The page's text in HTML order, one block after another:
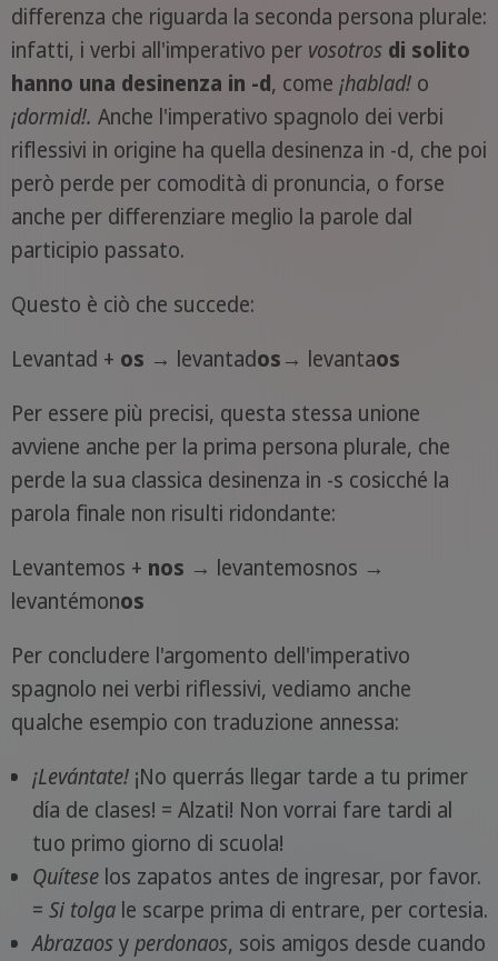
differenza che riguarda la seconda persona plurale:
infatti, i verbi all'imperativo per vosotrosdi solito
hanno una desinenza in -d, come ¡hablad!o
¡dormid!. Anche l'imperativo spagnolo dei verbi
riflessivi in origine ha quella desinenza in -d, che poi
però perde per comodità di pronuncia, o forse
anche per differenziare meglio la parole dal
participio passato.
Questo è ciò che succede:
Levantad + os → levantados→ levantaos
Per essere più precisi, questa stessa unione
avviene anche per la prima persona plurale, che
perde la sua classica desinenza in -s cosicché la
parola finale non risulti ridondante:
Levantemos + nos → levantemosnos →
levantémonos
Per concludere l'argomento dell'imperativo
spagnolo nei verbi riflessivi, vediamo anche
qualche esempio con traduzione annessa:
¡Levántate!¡No querrás llegar tarde a tu primer
día de clases! = Alzati! Non vorrai fare tardi al
tuo primo giorno di scuola!
Quíteselos zapatos antes de ingresar, por favor.
= Si tolgale scarpe prima di entrare, per cortesia.
Abrazaosyperdonaos, sois amigos desde cuando